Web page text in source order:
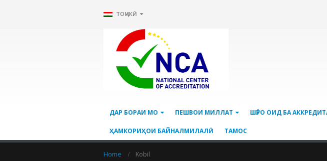
ТОҶИКӢ
ДАР БОРАИ МО ПЕШВОИ МИЛЛАТ ШӮРО ОИД БА
ҲАМКОРИҲОИ БАЙНАЛМИЛАЛӢ ТАМОС
Home Kobil